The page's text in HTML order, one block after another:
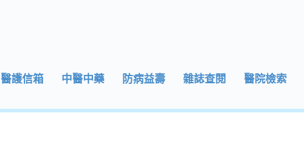
醫護信箱 中醫中藥 防病益壽 雜誌查閱 醫院檢索